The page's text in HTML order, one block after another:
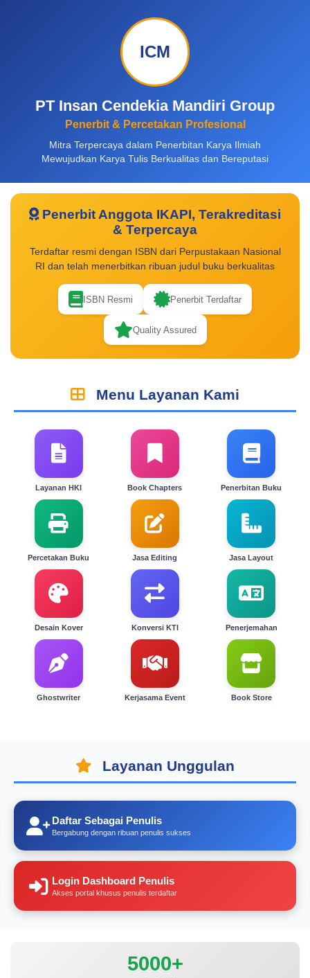
ICM
PT Insan Cendekia Mandiri Group
Penerbit & Percetakan Profesional
Mitra Terpercaya dalam Penerbitan Karya Ilmiah
Mewujudkan Karya Tulis Berkualitas dan Bereputasi
Penerbit Anggota IKAPI, Terakreditasi
& Terpercaya
Terdaftar resmi dengan ISBN dari Perpustakaan Nasional
RI dan telah menerbitkan ribuan judul buku berkualitas
ISBN Resmi Penerbit Terdaftar
Quality Assured
Menu Layanan Kami
Layanan HKI Book Chapters Penerbitan Buku
Percetakan Buku Jasa Editing Jasa Layout
Desain Kover Konversi KTI Penerjemahan
Ghostwriter Kerjasama Event Book Store
Layanan Unggulan
Daftar Sebagai Penulis
Bergabung dengan ribuan penulis sukses
Login Dashboard Penulis
Akses portal khusus penulis terdaftar
5000+